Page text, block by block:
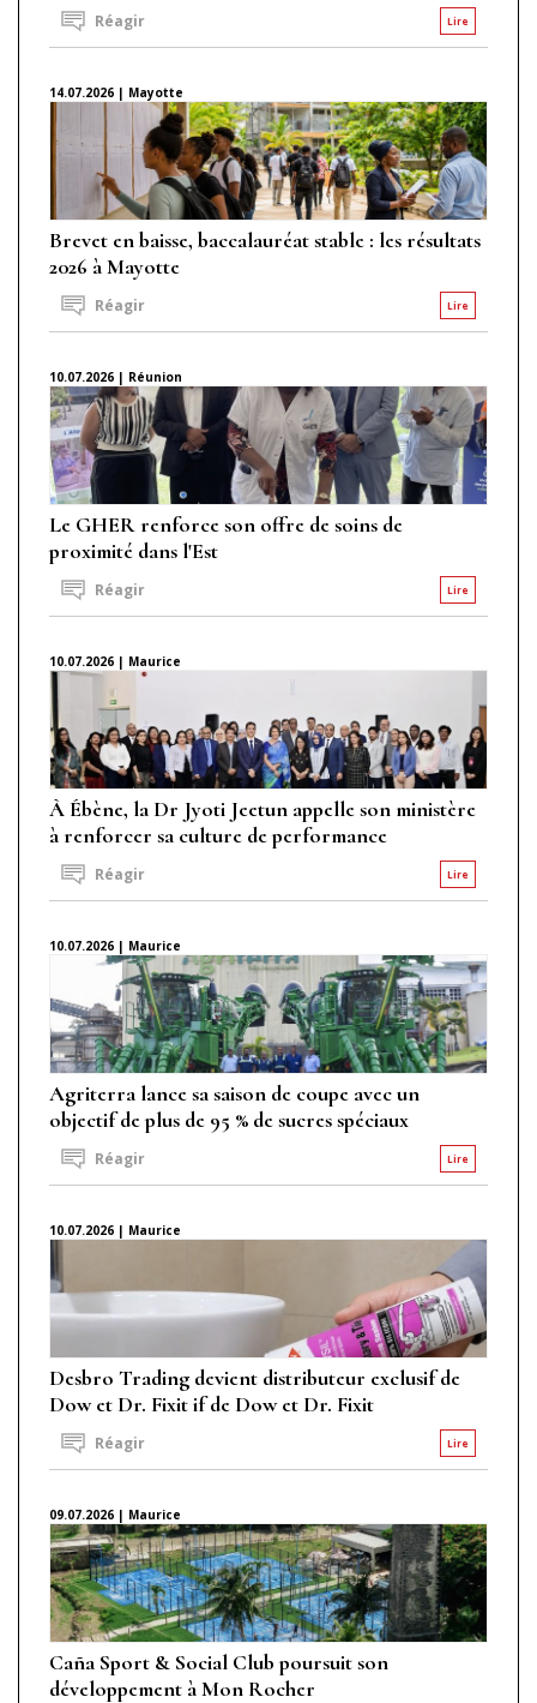
Lire
Réagir
14.07.2026 | Mayotte
Brevet en baisse, baccalauréat stable : les résultats
2026 à Mayotte
Lire
Réagir
10.07.2026 | Réunion
Le GHER renforce son offre de soins de
proximité dans l'Est
Lire
Réagir
10.07.2026 | Maurice
À Ébène, la Dr Jyoti Jeetun appelle son ministère
à renforcer sa culture de performance
Lire
Réagir
10.07.2026 | Maurice
Agriterra lance sa saison de coupe avec un
objectif de plus de 95 % de sucres spéciaux
Lire
Réagir
10.07.2026 | Maurice
Desbro Trading devient distributeur exclusif de
Dow et Dr. Fixit if de Dow et Dr. Fixit
Lire
Réagir
09.07.2026 | Maurice
Caña Sport & Social Club poursuit son
développement à Mon Rocher